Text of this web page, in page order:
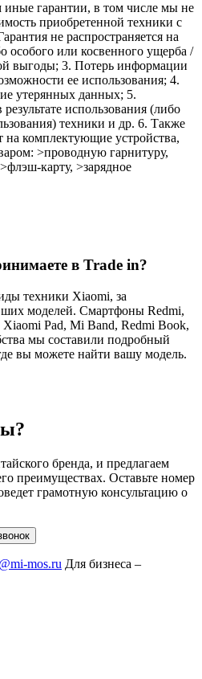
гарантии, в том числе мы не
приобретенной техники с
не распространяется на
особого или косвенного ущерба /
выгоды; 3. Потерь информации
ее использования; 4.
утерянных данных; 5.
использования (либо
техники и др. 6. Также
на комплектующие устройства,
>проводную гарнитуру,
карту, >зарядное
в Trade in?
техники Xiaomi, за
моделей. Смартфоны Redmi,
Pad, Mi Band, Redmi Book,
мы составили подробный
вы можете найти вашу модель.
бренда, и предлагаем
преимуществах. Оставьте номер
грамотную консультацию о
mos.ru Для бизнеса –